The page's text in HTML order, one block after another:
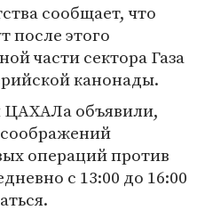
сообщает, что
после этого
части сектора Газа
канонады.
ЦАХАЛа объявили,
операций против
с 13:00 до 16:00